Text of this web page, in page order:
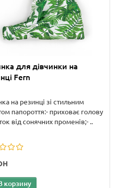
для дівчинки на
Fern
на резинці зі стильним
папороття:- приховає голову
від сонячних променів;- ..
корзину